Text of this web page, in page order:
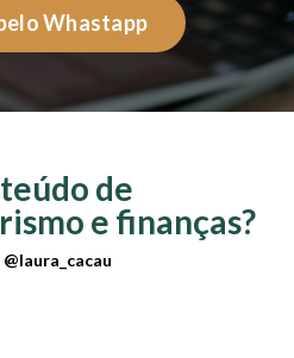
Whastapp
de
e finanças?
@laura_cacau